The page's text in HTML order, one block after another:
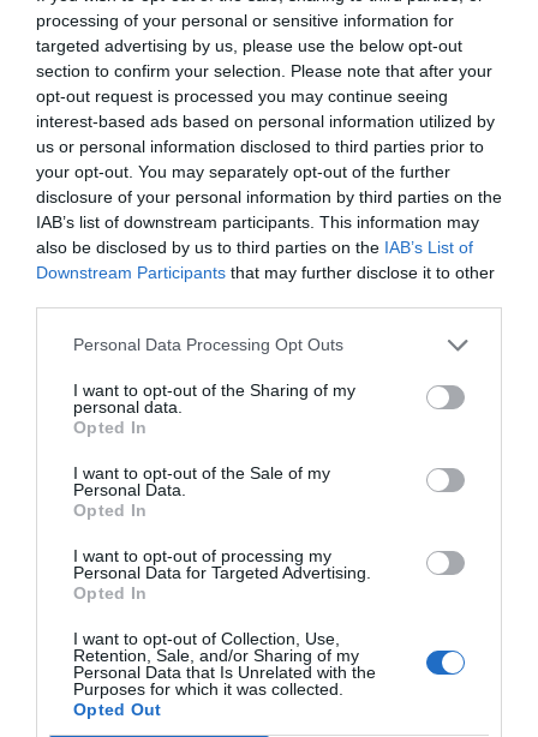
processing of your personal or sensitive information for
targeted advertising by us, please use the below opt-out
section to confirm your selection. Please note that after your
opt-out request is processed you may continue seeing
interest-based ads based on personal information utilized by
us or personal information disclosed to third parties prior to
your opt-out. You may separately opt-out of the further
disclosure of your personal information by third parties on the
IAB’s list of downstream participants. This information may
also be disclosed by us to third parties on the IAB’s List of
Downstream Participants that may further disclose it to other
Personal Data Processing Opt Outs
I want to opt-out of the Sharing of my
personal data.
Opted In
I want to opt-out of the Sale of my
Personal Data.
Opted In
I want to opt-out of processing my
Personal Data for Targeted Advertising.
Opted In
I want to opt-out of Collection, Use,
Retention, Sale, and/or Sharing of my
Personal Data that Is Unrelated with the
Purposes for which it was collected.
Opted Out